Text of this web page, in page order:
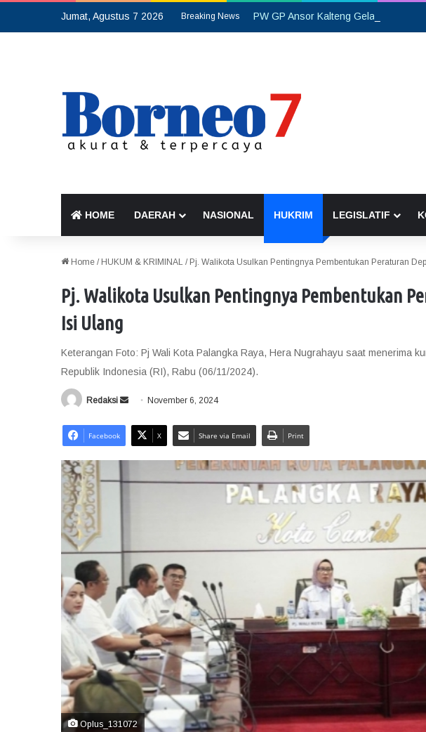
Jumat, Agustus 7 2026 Breaking News
HOME DAERAH NASIONAL HUKRIM LEGISLATIF
Home / HUKUM & KRIMINAL / Pj. Walikota Usulkan Pentingnya Pembentukan Peraturan
Pj. Walikota Usulkan Pentingnya Pembentukan
Isi Ulang
Keterangan Foto: Pj Wali Kota Palangka Raya, Hera Nugrahayu saat menerima
Republik Indonesia (RI), Rabu (06/11/2024).
Redaksi
n
i
November 6, 2024
Facebook X Share via Email Print
Oplus_131072